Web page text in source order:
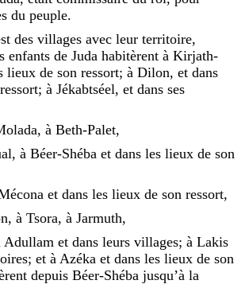
du peuple.
des villages avec leur territoire,
enfants de Juda habitèrent à Kirjath-
lieux de son ressort; à Dilon, et dans
ressort; à Jékabtséel, et dans ses
, à Beth-Palet,
, à Béer-Shéba et dans les lieux de son
et dans les lieux de son ressort,
, à Tsora, à Jarmuth,
Adullam et dans leurs villages; à Lakis
; et à Azéka et dans les lieux de son
depuis Béer-Shéba jusqu’à la